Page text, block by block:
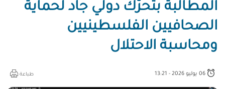
المطالبة بتحرّك دولي جاد لحماية
الصحافيين الفلسطينيين
ومحاسبة الاحتلال
طباعة